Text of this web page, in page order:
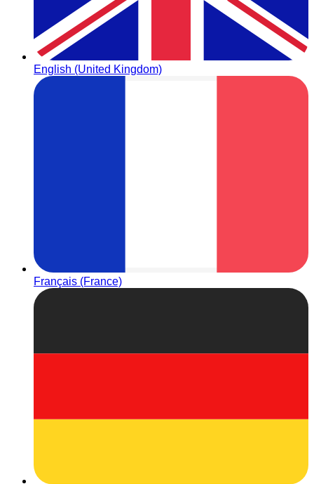
English (United Kingdom)
Français (France)